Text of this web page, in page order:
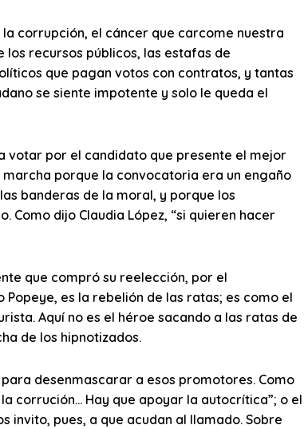
corrupción, el cáncer que carcome nuestra
los recursos públicos, las estafas de
que pagan votos con contratos, y tantas
se siente impotente y solo le queda el
votar por el candidato que presente el mejor
porque la convocatoria era un engaño
banderas de la moral, y porque los
dijo Claudia López, “si quieren hacer
que compró su reelección, por el
es la rebelión de las ratas; es como el
Aquí no es el héroe sacando a las ratas de
de los hipnotizados.
desenmascarar a esos promotores. Como
corrución… Hay que apoyar la autocrítica”; o el
invito, pues, a que acudan al llamado. Sobre